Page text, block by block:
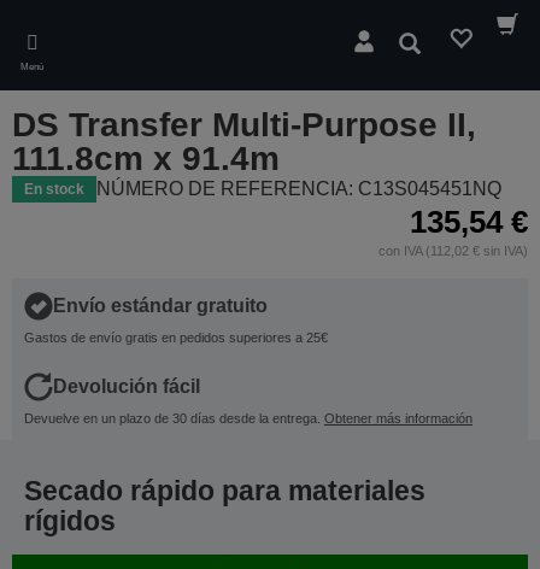
main
content
Menú
Buscar
DS Transfer Multi-Purpose II,
111.8cm x 91.4m
En stock NÚMERO DE REFERENCIA: C13S045451NQ
135,54 €
con IVA (112,02 € sin IVA)
Envío estándar gratuito
Gastos de envío gratis en pedidos superiores a 25€
Devolución fácil
Devuelve en un plazo de 30 días desde la entrega. Obtener más información
Secado rápido para materiales
rígidos